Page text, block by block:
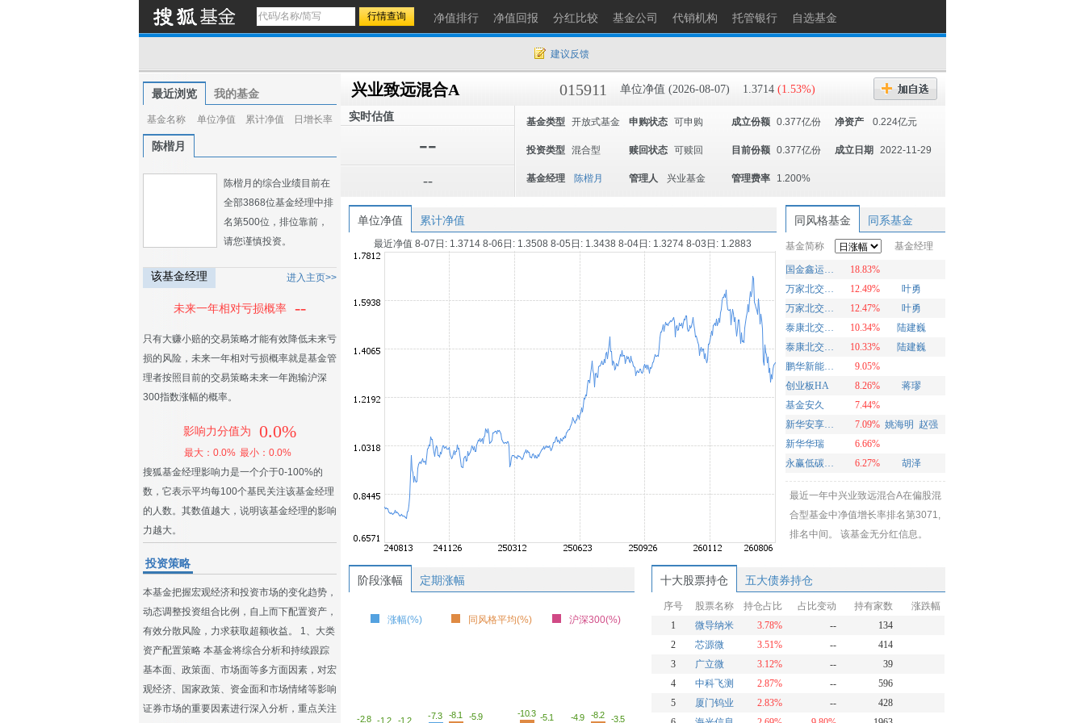
净值排行 净值回报 分红比较 基金公司 代销机构 托管银行 自选基金
建议反馈
最近浏览 我的基金
基金名称 单位净值 累计净值 日增长率
陈楷月
陈楷月的综合业绩目前在
全部3868位基金经理中排
名第500位，排位靠前，
请您谨慎投资。
该基金经理 进入主页>>
未来一年相对亏损概率 --
只有大赚小赔的交易策略才能有效降低未来亏
损的风险，未来一年相对亏损概率就是基金管
理者按照目前的交易策略未来一年跑输沪深
300指数涨幅的概率。
影响力分值为 0.0%
最大：0.0% 最小：0.0%
搜狐基金经理影响力是一个介于0-100%的
数，它表示平均每100个基民关注该基金经理
的人数。其数值越大，说明该基金经理的影响
力越大。
投资策略
本基金把握宏观经济和投资市场的变化趋势，
动态调整投资组合比例，自上而下配置资产，
有效分散风险，力求获取超额收益。 1、大类
资产配置策略 本基金将综合分析和持续跟踪
基本面、政策面、市场面等多方面因素，对宏
观经济、国家政策、资金面和市场情绪等影响
证券市场的重要因素进行深入分析，重点关注
兴业致远混合A 015911 单位净值 (2026-08-07) 1.3714 (1.53%)
实时估值
--
--
基金类型 开放式基金 申购状态 可申购 成立份额 0.377亿份 净资产 0.224亿元
投资类型 混合型 赎回状态 可赎回 目前份额 0.377亿份 成立日期 2022-11-29
基金经理 陈楷月 管理人 兴业基金 管理费率 1.200%
单位净值 累计净值
最近净值 8-07日: 1.3714 8-06日: 1.3508 8-05日: 1.3438 8-04日: 1.3274 8-03日: 1.2883
同风格基金 同系基金
基金简称 基金经理
国金鑫运灵活配置
18.83%
万家北交所慧选两年定期开放混合A
12.49%
叶勇
万家北交所慧选两年定期开放混合C
12.47%
叶勇
泰康北交所精选两年定开混合发起A
10.34%
陆建巍
泰康北交所精选两年定开混合发起C
10.33%
陆建巍
鹏华新能源混合
9.05%
创业板HA
8.26%
蒋璆
基金安久
7.44%
新华安享多裕定开混合
7.09% 姚海明
赵强
新华华瑞
6.66%
永赢低碳环保智选混合发起A
6.27% 胡泽
最近一年中兴业致远混合A在偏股混
合型基金中净值增长率排名第3071,
排名中间。 该基金无分红信息。
阶段涨幅 定期涨幅
涨幅(%) 同风格平均(%) 沪深300(%)
-2.8 -1.2 -1.2
-7.3 -8.1 -5.9 -10.3 -5.1 -4.9 -8.2 -3.5
十大股票持仓 五大债券持仓
序号 股票名称 持仓占比 占比变动 持有家数
涨跌幅
1
微导纳米 3.78% --
134
2
芯源微 3.51% --
414
3
广立微 3.12% --
39
4
中科飞测 2.87% --
596
5
厦门钨业 2.83% --
428